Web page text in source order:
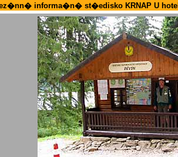
informa�n� st�edisko KRNAP U